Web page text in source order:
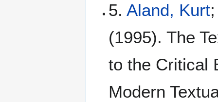
5.Aland, Kurt
(1995). The
to the Critical
Modern